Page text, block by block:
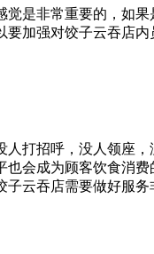
是非常重要的，如
加强对饺子云吞店
打招呼，没人领座
会成为顾客饮食消
云吞店需要做好服